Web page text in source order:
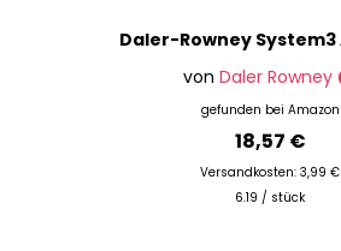
von Daler Rowney
gefunden bei Amazon
18,57 €
Versandkosten: 3,99 €
6.19 / stück